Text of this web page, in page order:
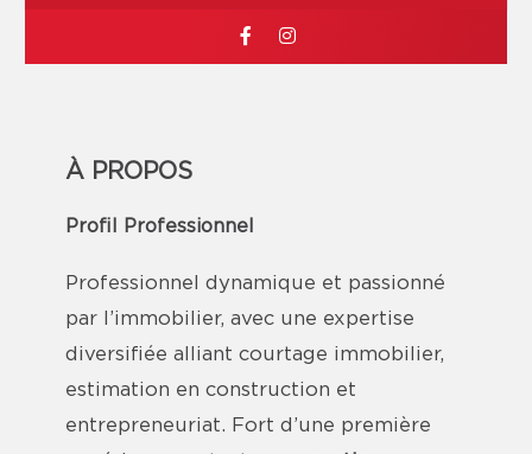
À PROPOS
Profil Professionnel
Professionnel dynamique et passionné
par l’immobilier, avec une expertise
diversifiée alliant courtage immobilier,
estimation en construction et
entrepreneuriat. Fort d’une première